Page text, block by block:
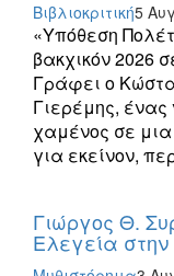
Βιβλιοκριτική5
«Υπόθεση
βακχικόν 2026
Γράφει ο
Γιερέμης, ένας
χαμένος σε
για εκείνον,
Γιώργος Θ.
Ελεγεία